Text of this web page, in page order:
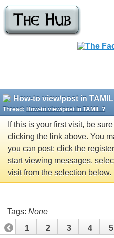
How-to view/post in TAMIL
Thread: How-to view/post in TAMIL ?
If this is your first visit, be
clicking the link above. You
you can post: click the
start viewing messages,
visit from the selection below.
Tags: None
1
2 3 4 5